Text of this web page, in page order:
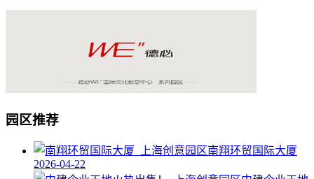
园区推荐
南翔环贸国际大厦
2026-04-22